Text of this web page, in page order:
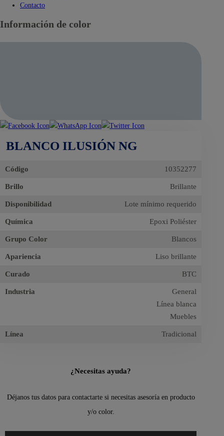
Contacto
Información de color
BLANCO ILUSIÓN NG
Código 10352277
Brillo Brillante
Disponibilidad Lote mínimo requerido
Química Epoxi Poliéster
Grupo Color Blancos
Apariencia Liso brillante
Curado BTC
Industria
General
Línea blanca
Muebles
Línea Tradicional
¿Necesitas ayuda?
Déjanos tus datos para contactarte si necesitas asesoría en producto
y/o color.